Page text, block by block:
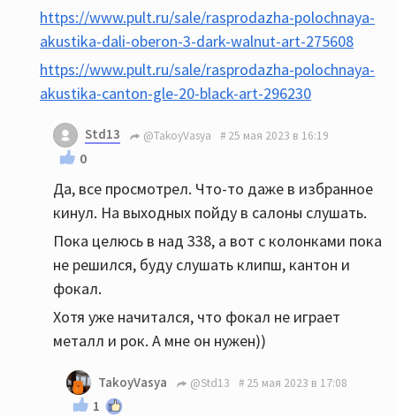
https://www.pult.ru/sale/rasprodazha-polochnaya-
akustika-dali-oberon-3-dark-walnut-art-275608
https://www.pult.ru/sale/rasprodazha-polochnaya-
akustika-canton-gle-20-black-art-296230
Std13 @TakoyVasya 25 мая 2023 в 16:19
0
Да, все просмотрел. Что-то даже в избранное
кинул. На выходных пойду в салоны слушать.
Пока целюсь в над 338, а вот с колонками пока
не решился, буду слушать клипш, кантон и
фокал.
Хотя уже начитался, что фокал не играет
металл и рок. А мне он нужен))
TakoyVasya @Std13 25 мая 2023 в 17:08
1